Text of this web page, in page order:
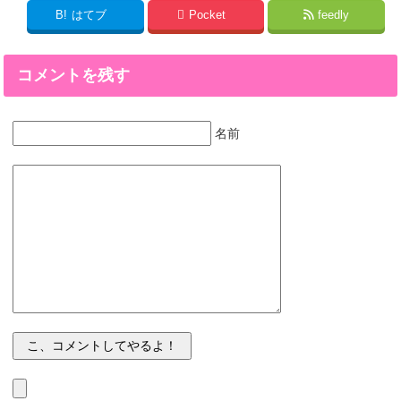
B! はてブ Pocket feedly
コメントを残す
名前